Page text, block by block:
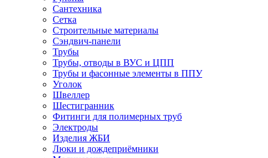
Сантехника
Сетка
Строительные материалы
Сэндвич-панели
Трубы
Трубы, отводы в ВУС и ЦПП
Трубы и фасонные элементы в ППУ
Уголок
Швеллер
Шестигранник
Фитинги для полимерных труб
Электроды
Изделия ЖБИ
Люки и дождеприёмники